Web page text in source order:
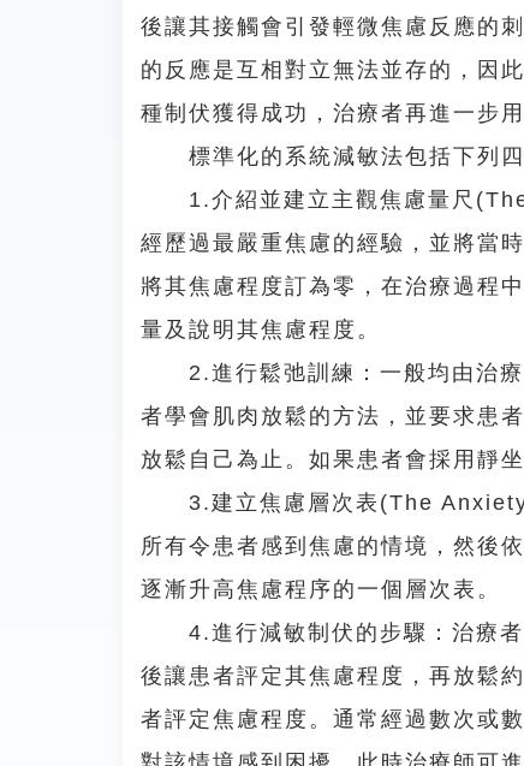
後讓其接觸會引發輕微焦慮反應的
的反應是互相對立無法並存的，因
種制伏獲得成功，治療者再進一步
標準化的系統減敏法包括下列四
1.介紹並建立主觀焦慮量尺
經歷過最嚴重焦慮的經驗，並將當
將其焦慮程度訂為零，在治療過程
量及說明其焦慮程度。
2.進行鬆弛訓練：一般均由治療
者學會肌肉放鬆的方法，並要求患
放鬆自己為止。如果患者會採用靜
3.建立焦慮層次表(The Anxiety
所有令患者感到焦慮的情境，然後
逐漸升高焦慮程序的一個層次表。
4.進行減敏制伏的步驟：治療者
後讓患者評定其焦慮程度，再放鬆
者評定焦慮程度。通常經過數次或